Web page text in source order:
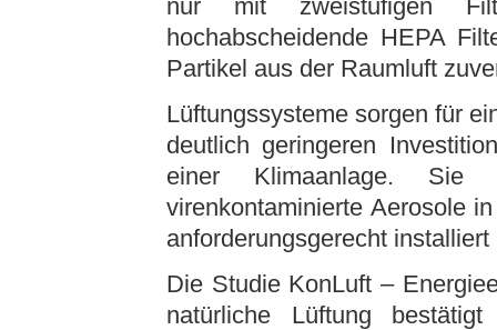
nur mit zweistufigen
hochabscheidende HEPA
Partikel aus der Raumluft
Lüftungssysteme sorgen für
deutlich geringeren
einer Klimaanlage. Sie
virenkontaminierte Aerosole
anforderungsgerecht
Die Studie KonLuft –
natürliche Lüftung